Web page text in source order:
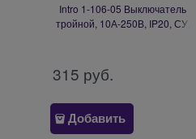
Intro 1-106-05 Выключатель
тройной, 10А-250В, IP20, СУ,
315 руб.
Добавить